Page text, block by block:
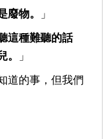
廢物。
」
這種難聽的話
。
」
道的事，但我們